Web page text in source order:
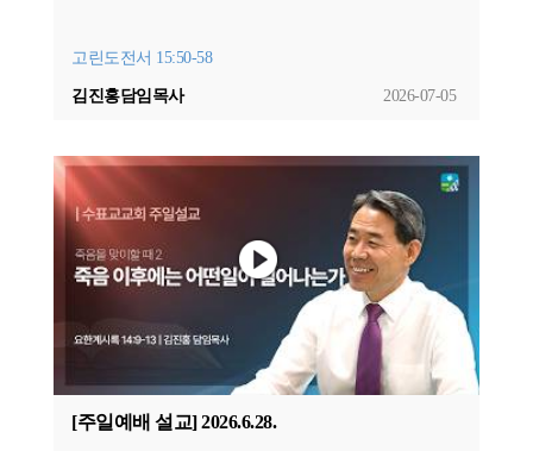
고린도전서 15:50-58
2026-07-05
김진홍담임목사
[주일예배 설교] 2026.6.28.